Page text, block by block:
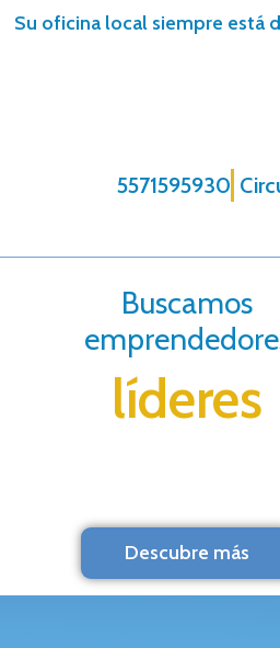
Su oficina local siempre está
5571595930
Buscamos
líderes
Descubre más